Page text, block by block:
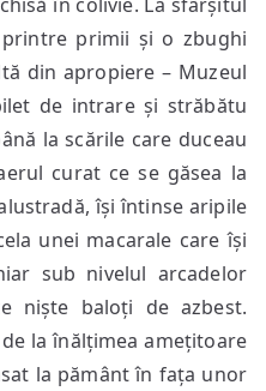
primii și o zbughi
din apropiere – Muzeul
de intrare și străbătu
la scările care duceau
curat ce se găsea la
își întinse aripile
unei macarale care își
sub nivelul arcadelor
niște baloți de azbest.
la înălțimea amețitoare
la pământ în fața unor